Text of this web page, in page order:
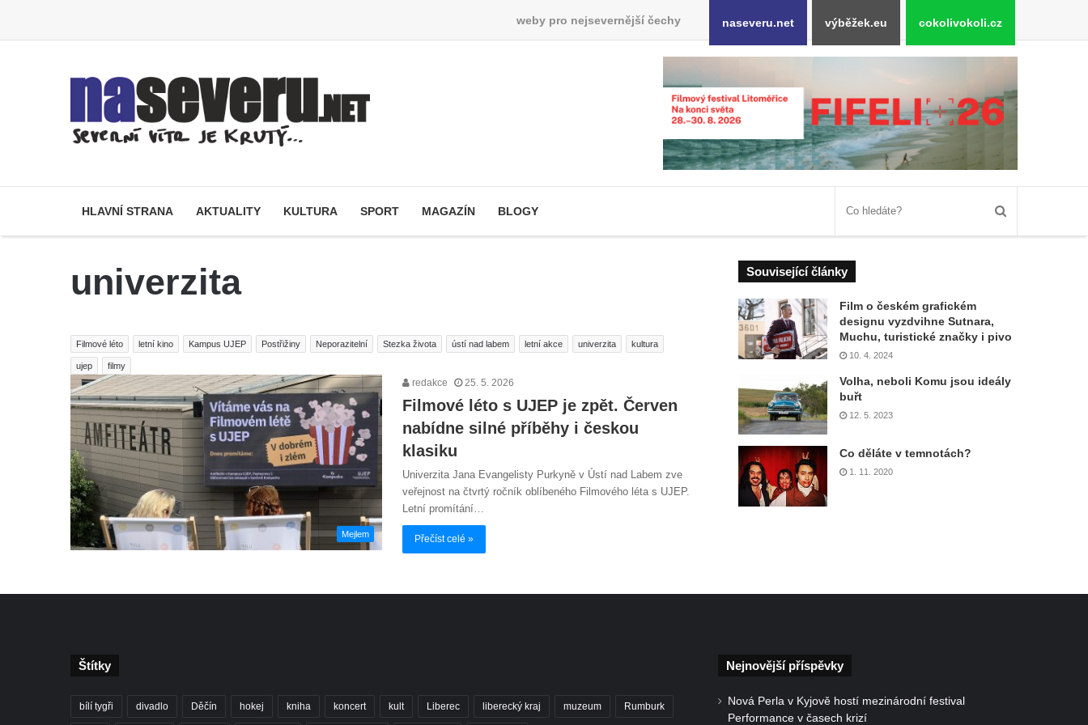
weby pro nejsevernější čechy naseveru.net výběžek.eu cokolivokoli.cz
HLAVNÍ STRANA AKTUALITY KULTURA SPORT MAGAZÍN BLOGY
univerzita
Filmové léto letní kino Kampus UJEP Postřižiny Neporazitelní Stezka života ústí nad labem letní akce univerzita kultura
ujep filmy
Mejlem
redakce 25. 5. 2026
Filmové léto s UJEP je zpět. Červen
nabídne silné příběhy i českou
klasiku
Univerzita Jana Evangelisty Purkyně v Ústí nad Labem zve
veřejnost na čtvrtý ročník oblíbeného Filmového léta s UJEP.
Letní promítání…
Přečíst celé »
Související články
Film o českém grafickém
designu vyzdvihne Sutnara,
Muchu, turistické značky i pivo
10. 4. 2024
Volha, neboli Komu jsou ideály
buřt
12. 5. 2023
Co děláte v temnotách?
1. 11. 2020
Štítky
bílí tygři divadlo Děčín hokej kniha koncert kult Liberec liberecký kraj muzeum Rumburk
Nejnovější příspěvky
Nová Perla v Kyjově hostí mezinárodní festival
Performance v časech krizí